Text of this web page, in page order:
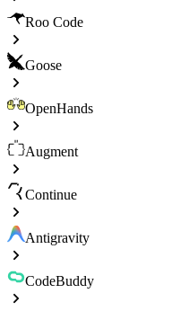
Roo Code
Goose
OpenHands
Augment
Continue
Antigravity
CodeBuddy